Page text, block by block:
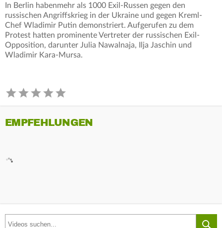
In Berlin habenmehr als 1000 Exil-Russen gegen den
russischen Angriffskrieg in der Ukraine und gegen Kreml-
Chef Wladimir Putin demonstriert. Aufgerufen zu dem
Protest hatten prominente Vertreter der russischen Exil-
Opposition, darunter Julia Nawalnaja, Ilja Jaschin und
Wladimir Kara-Mursa.
EMPFEHLUNGEN